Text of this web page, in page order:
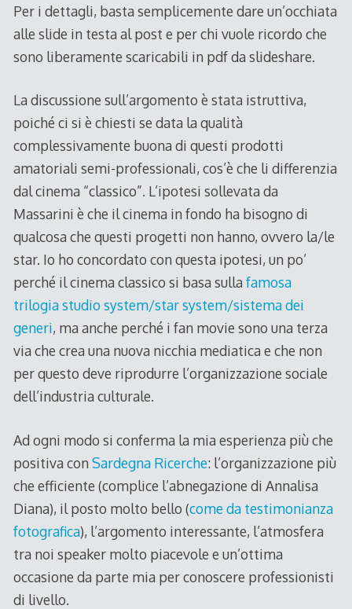
Per i dettagli, basta semplicemente dare un’occhiata
alle slide in testa al post e per chi vuole ricordo che
sono liberamente scaricabili in pdf da slideshare.
La discussione sull’argomento è stata istruttiva,
poiché ci si è chiesti se data la qualità
complessivamente buona di questi prodotti
amatoriali semi-professionali, cos’è che li differenzia
dal cinema “classico”. L’ipotesi sollevata da
Massarini è che il cinema in fondo ha bisogno di
qualcosa che questi progetti non hanno, ovvero la/le
star. Io ho concordato con questa ipotesi, un po’
perché il cinema classico si basa sullafamosa
trilogia studio system/star system/sistema dei
generi, ma anche perché i fan movie sono una terza
via che crea una nuova nicchia mediatica e che non
per questo deve riprodurre l’organizzazione sociale
dell’industria culturale.
Ad ogni modo si conferma la mia esperienza più che
positiva conSardegna Ricerche: l’organizzazione più
che efficiente (complice l’abnegazione di Annalisa
Diana), il posto molto bello (come da testimonianza
fotografica), l’argomento interessante, l’atmosfera
tra noi speaker molto piacevole e un’ottima
occasione da parte mia per conoscere professionisti
di livello.